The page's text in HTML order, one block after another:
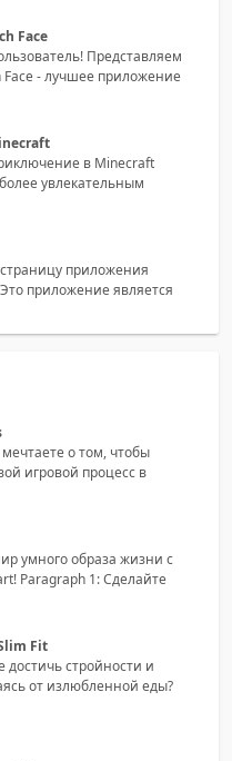
Face
Представляем
Face - лучшее приложение
в Minecraft
увлекательным
приложения
приложение является
о том, чтобы
игровой процесс в
умного образа жизни с
Paragraph 1: Сделайте
Fit
достичь стройности и
от излюбленной еды?